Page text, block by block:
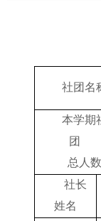
社团名
本学期
团
总人数
社长
姓名